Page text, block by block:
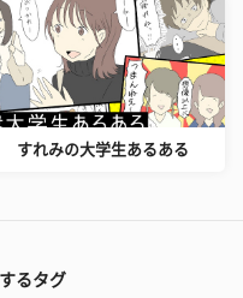
すれみの大学生あるある
るタグ